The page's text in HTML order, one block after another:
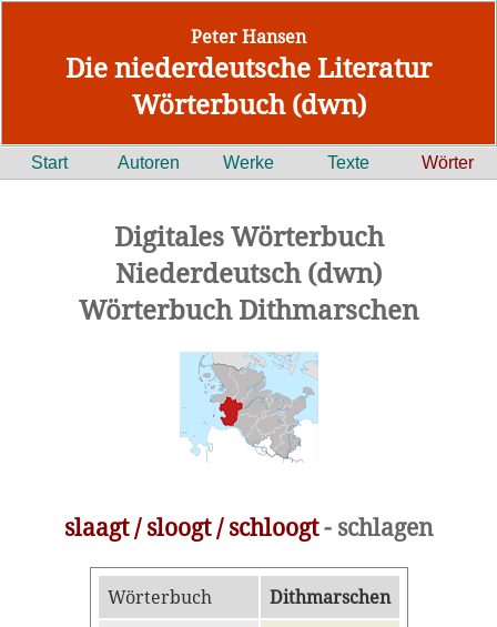
Peter Hansen
Die niederdeutsche Literatur
Wörterbuch (dwn)
Start Autoren Werke Texte Wörter
Digitales Wörterbuch
Niederdeutsch (dwn)
Wörterbuch Dithmarschen
slaagt / sloogt / schloogt- schlagen
Wörterbuch
Dithmarschen